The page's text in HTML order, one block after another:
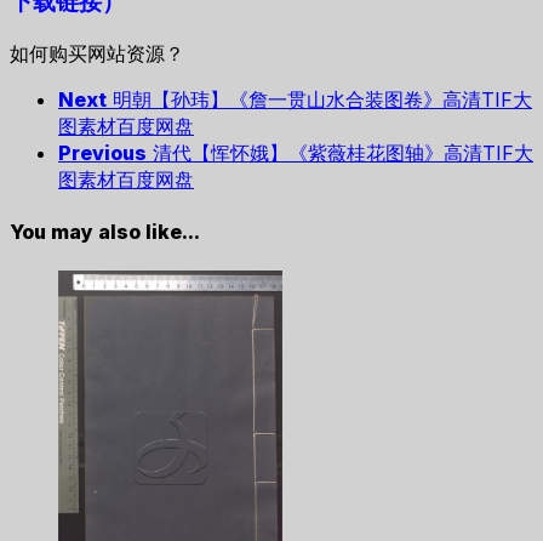
如何购买网站资源？
Next 明朝【孙玮】《詹一贯山水合装图卷》高清TIF大
图素材百度网盘
Previous 清代【恽怀娥】《紫薇桂花图轴》高清TIF大
图素材百度网盘
You may also like...